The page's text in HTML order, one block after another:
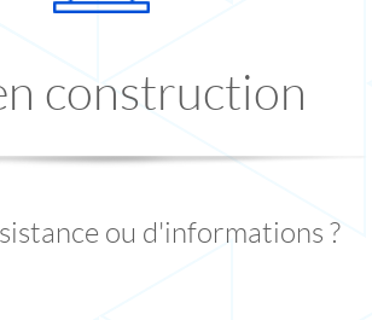
construction
ou d'informations ?